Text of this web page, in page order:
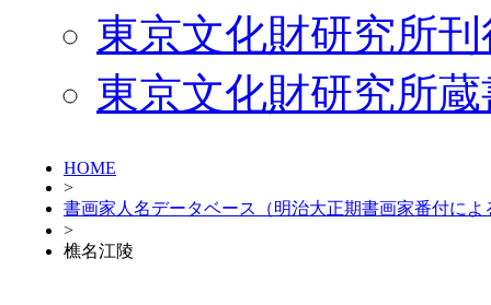
東京文化財研究所
東京文化財研究所
HOME
>
書画家人名データベース（明治大正期書画家番付によ
>
樵名江陵